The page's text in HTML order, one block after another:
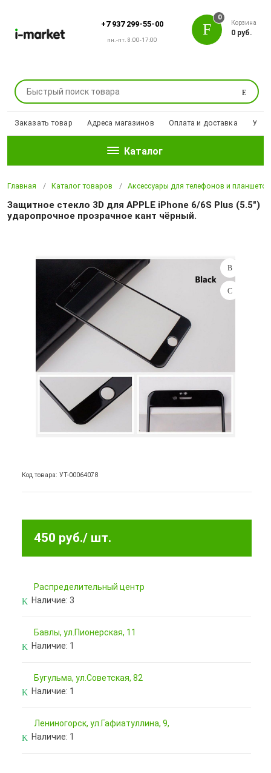
+7 937 299-55-00
пн.-пт. 8:00-17:00
Поиск
0
Корзина
0 руб.
Заказать товар Адреса магазинов Оплата и доставка
Каталог
Главная Каталог товаров Аксессуары для телефонов и планшетов
Защитное стекло 3D для APPLE iPhone 6/6S Plus (5.5")
ударопрочное прозрачное кант чёрный.
Код товара: УТ-00064078
450 руб./ шт.
Pаспределительный центр
Наличие: 3
Бавлы, ул.Пионерская, 11
Наличие: 1
Бугульма, ул.Советская, 82
Наличие: 1
Лениногорск, ул.Гафиатуллина, 9,
Наличие: 1